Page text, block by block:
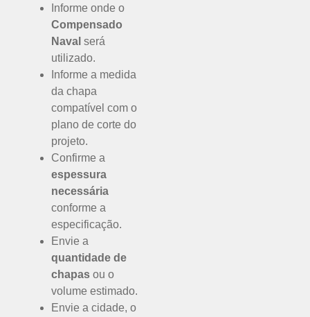
Informe onde o
Compensado
Naval será
utilizado.
Informe a medida
da chapa
compatível com o
plano de corte do
projeto.
Confirme a
espessura
necessária
conforme a
especificação.
Envie a
quantidade de
chapas ou o
volume estimado.
Envie a cidade, o